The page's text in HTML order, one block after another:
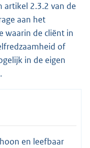
artikel 2.3.2 van de
aan het
waarin de cliënt in
of
in de eigen
en leefbaar